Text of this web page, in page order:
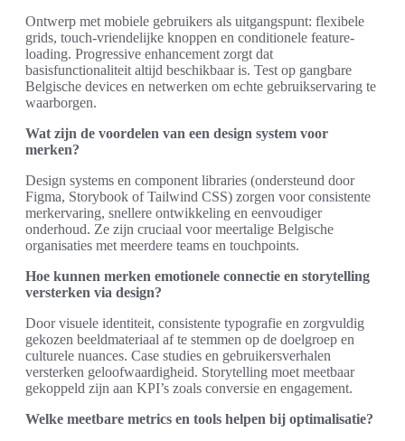
Ontwerp met mobiele gebruikers als uitgangspunt: flexibele
grids, touch-vriendelijke knoppen en conditionele feature-
loading. Progressive enhancement zorgt dat
basisfunctionaliteit altijd beschikbaar is. Test op gangbare
Belgische devices en netwerken om echte gebruikservaring te
waarborgen.
Wat zijn de voordelen van een design system voor
merken?
Design systems en component libraries (ondersteund door
Figma, Storybook of Tailwind CSS) zorgen voor consistente
merkervaring, snellere ontwikkeling en eenvoudiger
onderhoud. Ze zijn cruciaal voor meertalige Belgische
organisaties met meerdere teams en touchpoints.
Hoe kunnen merken emotionele connectie en storytelling
versterken via design?
Door visuele identiteit, consistente typografie en zorgvuldig
gekozen beeldmateriaal af te stemmen op de doelgroep en
culturele nuances. Case studies en gebruikersverhalen
versterken geloofwaardigheid. Storytelling moet meetbaar
gekoppeld zijn aan KPI’s zoals conversie en engagement.
Welke meetbare metrics en tools helpen bij optimalisatie?